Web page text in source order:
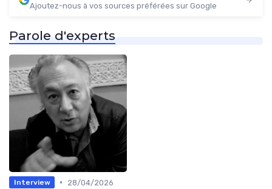
Ajoutez-nous à vos sources préférées sur Google
Parole d'experts
Interview •
28/04/2026